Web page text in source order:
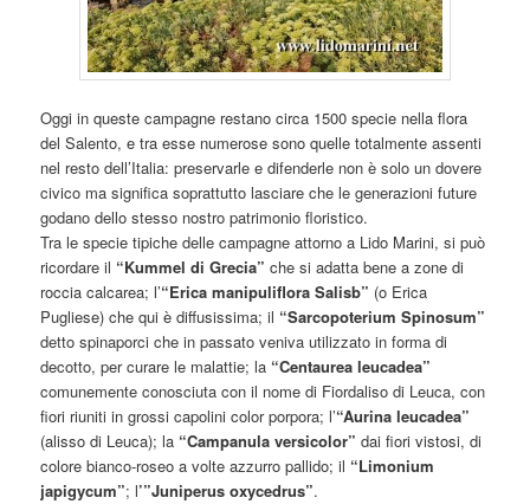
Oggi in queste campagne restano circa 1500 specie nella flora
del Salento, e tra esse numerose sono quelle totalmente assenti
nel resto dell’Italia: preservarle e difenderle non è solo un dovere
civico ma significa soprattutto lasciare che le generazioni future
godano dello stesso nostro patrimonio floristico.
Tra le specie tipiche delle campagne attorno a Lido Marini, si può
ricordare il “Kummel di Grecia” che si adatta bene a zone di
roccia calcarea; l’“Erica manipuliflora Salisb” (o Erica
Pugliese) che qui è diffusissima; il “Sarcopoterium Spinosum”
detto spinaporci che in passato veniva utilizzato in forma di
decotto, per curare le malattie; la “Centaurea leucadea”
comunemente conosciuta con il nome di Fiordaliso di Leuca, con
fiori riuniti in grossi capolini color porpora; l’“Aurina leucadea”
(alisso di Leuca); la “Campanula versicolor”dai fiori vistosi, di
colore bianco-roseo a volte azzurro pallido; il “Limonium
japigycum”; l’”Juniperus oxycedrus”.